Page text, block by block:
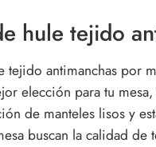
hule tejido
tejido antimanchas por
elección para tu
de manteles lisos y
buscan la calidad